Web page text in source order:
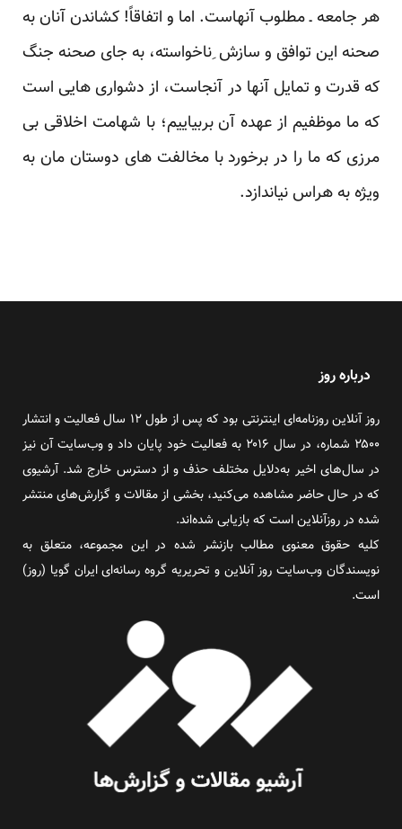
هر جامعه ـ مطلوب آنهاست. اما و اتفاقاً! کشاندن آنان به
صحنه این توافق و سازش ِناخواسته، به جای صحنه جنگ
که قدرت و تمایل آنها در آنجاست، از دشواری هایی است
که ما موظفیم از عهده آن بربیاییم؛ با شهامت اخلاقی بی
مرزی که ما را در برخورد با مخالفت های دوستان مان به
ویژه به هراس نیاندازد.
درباره روز
روز آنلاین روزنامه‌ای اینترنتی بود که پس از طول ۱۲ سال فعالیت و انتشار
۲۵۰۰ شماره، در سال ۲۰۱۶ به فعالیت خود پایان داد و وب‌سایت آن نیز
در سال‌های اخیر به‌دلایل مختلف حذف و از دسترس خارج شد. آرشیوی
که در حال حاضر مشاهده می‌کنید، بخشی از مقالات و گزارش‌های منتشر
شده در روزآنلاین است که بازیابی شده‌اند.
کلیه حقوق معنوی مطالب بازنشر شده در این مجموعه، متعلق به
نویسندگان وب‌سایت روز آنلاین و تحریریه گروه رسانه‌ای ایران گویا (روز)
است.